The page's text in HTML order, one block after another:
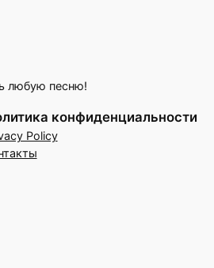
любую песню!
конфиденциальности
Policy